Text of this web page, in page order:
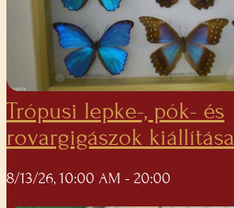
Trópusi lepke-, pók- és
rovargigászok kiállítása
8/13/26, 10:00 AM - 20:00